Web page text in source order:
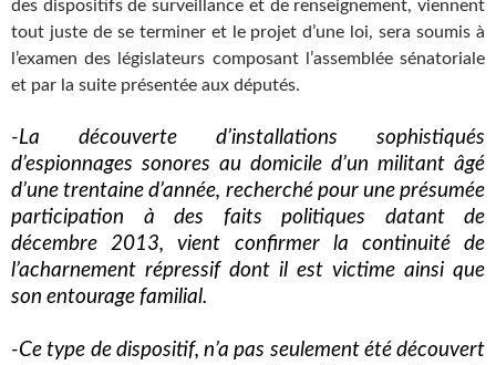
des dispositifs de surveillance et de renseignement, viennent
tout juste de se terminer et le projet d’une loi, sera soumis à
l’examen des législateurs composant l’assemblée sénatoriale
et par la suite présentée aux députés.
-La découverte d’installations sophistiqués
d’espionnages sonores au domicile d’un militant âgé
d’une trentaine d’année, recherché pour une présumée
participation à des faits politiques datant de
décembre 2013, vient confirmer la continuité de
l’acharnement répressif dont il est victime ainsi que
son entourage familial.
-Ce type de dispositif, n’a pas seulement été découvert